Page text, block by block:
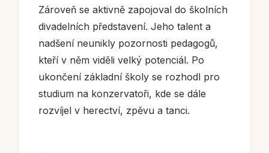
Zároveň se aktivně zapojoval do školních
divadelních představení. Jeho talent a
nadšení neunikly pozornosti pedagogů,
kteří v něm viděli velký potenciál. Po
ukončení základní školy se rozhodl pro
studium na konzervatoři, kde se dále
rozvíjel v herectví, zpěvu a tanci.